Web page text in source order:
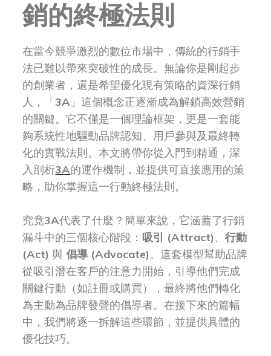
銷的終極法則
在當今競爭激烈的數位市場中，傳統的行銷手
法已難以帶來突破性的成長。無論你是剛起步
的創業者，還是希望優化現有策略的資深行銷
人，「3A 」這個概念正逐漸成為解鎖高效營銷
的關鍵。它不僅是一個理論框架，更是一套能
夠系統性地驅動品牌認知、用戶參與及最終轉
化的實戰法則。本文將帶你從入門到精通，深
入剖析3A的運作機制，並提供可直接應用的策
略，助你掌握這一行動終極法則。
究竟3A代表了什麼？簡單來說，它涵蓋了行銷
漏斗中的三個核心階段： 吸引 (Attract)、行動
(Act) 與倡導 (Advocate)。這套模型幫助品牌
從吸引潛在客戶的注意力開始，引導他們完成
關鍵行動（如註冊或購買），最終將他們轉化
為主動為品牌發聲的倡導者。在接下來的篇幅
中，我們將逐一拆解這些環節，並提供具體的
優化技巧。